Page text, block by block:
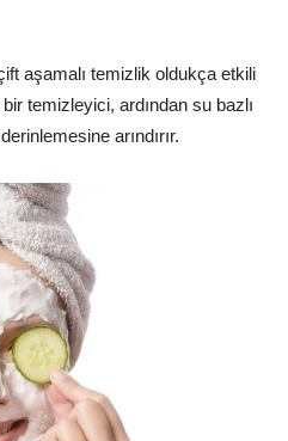
aşamalı temizlik oldukça etkili
temizleyici, ardından su bazlı
arındırır.